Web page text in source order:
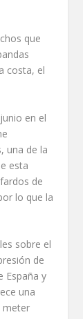
que
costa, el
en el
una de la
esta
de
lo que la
sobre el
de
España y
una
meter